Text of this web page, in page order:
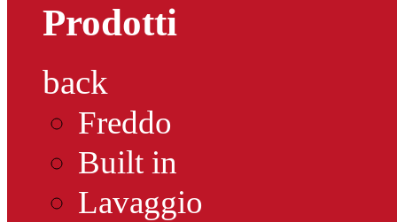
Prodotti
back
Freddo
Built in
Lavaggio